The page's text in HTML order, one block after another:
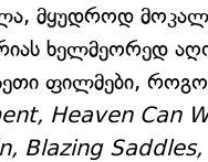
მყუდროდ
ხელმეორედ
ფილმები,
Heaven Can
Blazing